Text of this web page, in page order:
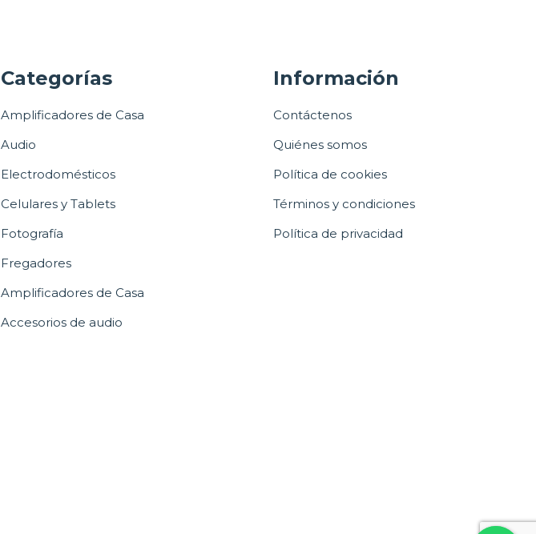
Categorías
Amplificadores de Casa
Audio
Electrodomésticos
Celulares y Tablets
Fotografía
Fregadores
Amplificadores de Casa
Accesorios de audio
Información
Contáctenos
Quiénes somos
Política de cookies
Términos y condiciones
Política de privacidad